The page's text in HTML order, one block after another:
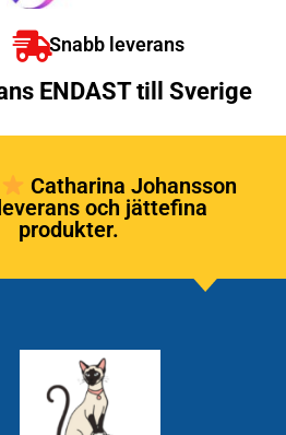
Snabb leverans
ENDAST till Sverige
Catharina Johansson
och jättefina
produkter.